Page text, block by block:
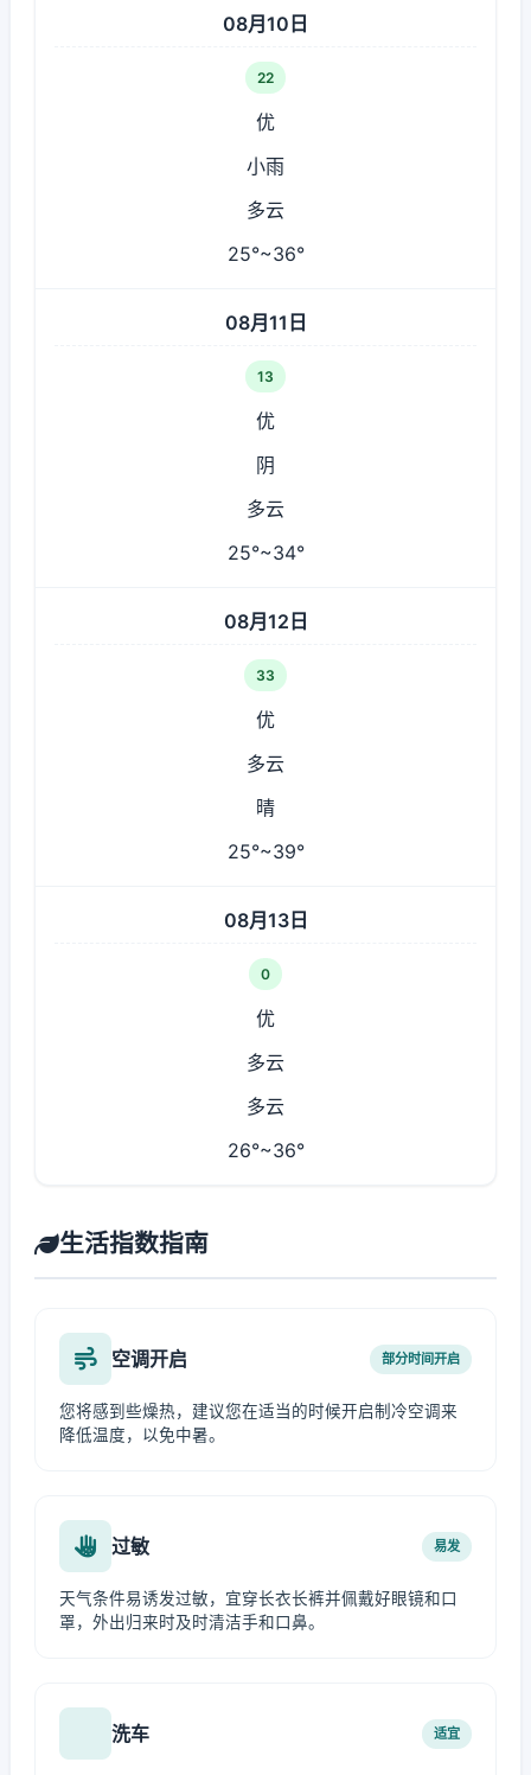
08月10日
22
优
小雨
多云
25°~36°
08月11日
13
优
阴
多云
25°~34°
08月12日
33
优
多云
晴
25°~39°
08月13日
0
优
多云
多云
26°~36°
生活指数指南
空调开启 部分时间开启
您将感到些燥热，建议您在适当的时候开启制冷空调来
降低温度，以免中暑。
过敏 易发
天气条件易诱发过敏，宜穿长衣长裤并佩戴好眼镜和口
罩，外出归来时及时清洁手和口鼻。
洗车 适宜